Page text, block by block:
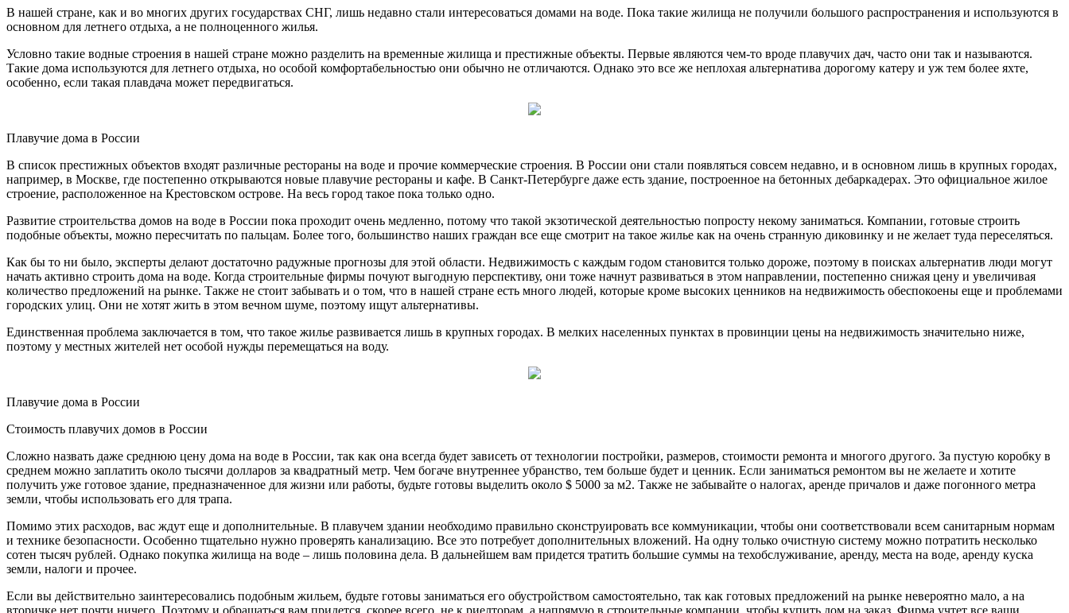
В нашей стране, как и во многих других государствах СНГ, лишь недавно стали интересоваться домами на воде. Пока такие жилища не получили большого распространения и используются в
основном для летнего отдыха, а не полноценного жилья.
Условно такие водные строения в нашей стране можно разделить на временные жилища и престижные объекты. Первые являются чем-то вроде плавучих дач, часто они так и называются.
Такие дома используются для летнего отдыха, но особой комфортабельностью они обычно не отличаются. Однако это все же неплохая альтернатива дорогому катеру и уж тем более яхте,
особенно, если такая плавдача может передвигаться.
Плавучие дома в России
В список престижных объектов входят различные рестораны на воде и прочие коммерческие строения. В России они стали появляться совсем недавно, и в основном лишь в крупных городах,
например, в Москве, где постепенно открываются новые плавучие рестораны и кафе. В Санкт-Петербурге даже есть здание, построенное на бетонных дебаркадерах. Это официальное жилое
строение, расположенное на Крестовском острове. На весь город такое пока только одно.
Развитие строительства домов на воде в России пока проходит очень медленно, потому что такой экзотической деятельностью попросту некому заниматься. Компании, готовые строить
подобные объекты, можно пересчитать по пальцам. Более того, большинство наших граждан все еще смотрит на такое жилье как на очень странную диковинку и не желает туда переселяться.
Как бы то ни было, эксперты делают достаточно радужные прогнозы для этой области. Недвижимость с каждым годом становится только дороже, поэтому в поисках альтернатив люди могут
начать активно строить дома на воде. Когда строительные фирмы почуют выгодную перспективу, они тоже начнут развиваться в этом направлении, постепенно снижая цену и увеличивая
количество предложений на рынке. Также не стоит забывать и о том, что в нашей стране есть много людей, которые кроме высоких ценников на недвижимость обеспокоены еще и проблемами
городских улиц. Они не хотят жить в этом вечном шуме, поэтому ищут альтернативы.
Единственная проблема заключается в том, что такое жилье развивается лишь в крупных городах. В мелких населенных пунктах в провинции цены на недвижимость значительно ниже,
поэтому у местных жителей нет особой нужды перемещаться на воду.
Плавучие дома в России
Стоимость плавучих домов в России
Сложно назвать даже среднюю цену дома на воде в России, так как она всегда будет зависеть от технологии постройки, размеров, стоимости ремонта и многого другого. За пустую коробку в
среднем можно заплатить около тысячи долларов за квадратный метр. Чем богаче внутреннее убранство, тем больше будет и ценник. Если заниматься ремонтом вы не желаете и хотите
получить уже готовое здание, предназначенное для жизни или работы, будьте готовы выделить около $ 5000 за м2. Также не забывайте о налогах, аренде причалов и даже погонного метра
земли, чтобы использовать его для трапа.
Помимо этих расходов, вас ждут еще и дополнительные. В плавучем здании необходимо правильно сконструировать все коммуникации, чтобы они соответствовали всем санитарным нормам
и технике безопасности. Особенно тщательно нужно проверять канализацию. Все это потребует дополнительных вложений. На одну только очистную систему можно потратить несколько
сотен тысяч рублей. Однако покупка жилища на воде – лишь половина дела. В дальнейшем вам придется тратить большие суммы на техобслуживание, аренду, места на воде, аренду куска
земли, налоги и прочее.
Если вы действительно заинтересовались подобным жильем, будьте готовы заниматься его обустройством самостоятельно, так как готовых предложений на рынке невероятно мало, а на
вторичке нет почти ничего. Поэтому и обращаться вам придется, скорее всего, не к риелторам, а напрямую в строительные компании, чтобы купить дом на заказ. Фирма учтет все ваши